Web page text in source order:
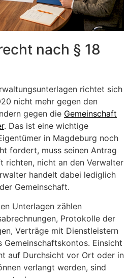
nach § 18
richtet sich
nicht mehr gegen den
gegen die Gemeinschaft
. Das ist eine wichtige
in Magdeburg noch
fordert, muss seinen Antrag
richten, nicht an den Verwalter
handelt dabei lediglich
Gemeinschaft.
Unterlagen zählen
Protokolle der
Verträge mit Dienstleistern
Gemeinschaftskontos. Einsicht
auf Durchsicht vor Ort oder in
verlangt werden, sind